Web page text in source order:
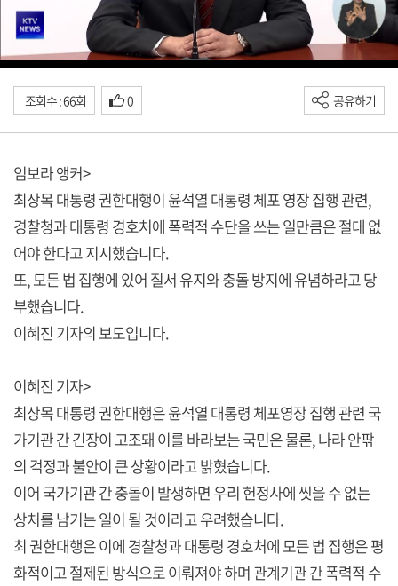
조회수 : 66회 0 공유하기
임보라 앵커>
최상목 대통령 권한대행이 윤석열 대통령 체포 영장 집행 관련,
경찰청과 대통령 경호처에 폭력적 수단을 쓰는 일만큼은 절대 없
어야 한다고 지시했습니다.
또, 모든 법 집행에 있어 질서 유지와 충돌 방지에 유념하라고 당
부했습니다.
이혜진 기자의 보도입니다.
이혜진 기자>
최상목 대통령 권한대행은 윤석열 대통령 체포영장 집행 관련 국
가기관 간 긴장이 고조돼 이를 바라보는 국민은 물론, 나라 안팎
의 걱정과 불안이 큰 상황이라고 밝혔습니다.
이어 국가기관 간 충돌이 발생하면 우리 헌정사에 씻을 수 없는
상처를 남기는 일이 될 것이라고 우려했습니다.
최 권한대행은 이에 경찰청과 대통령 경호처에 모든 법 집행은 평
화적이고 절제된 방식으로 이뤄져야 하며 관계기관 간 폭력적 수